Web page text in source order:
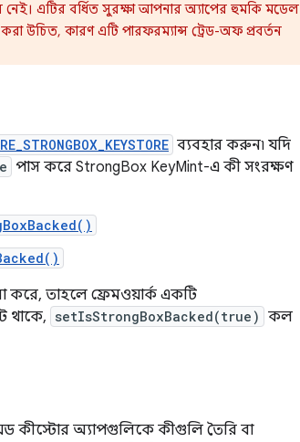
নেই। এটির বর্ধিত সুরক্ষা আপনার অ্যাপের হুমকি মডেল
উচিত, কারণ এটি পারফরম্যান্স ট্রেড-অফ প্রবর্তন
ব্যবহার করুন৷ যদি
পাস করে StrongBox KeyMint-এ কী সংরক্ষণ
করে, তাহলে ফ্রেমওয়ার্ক একটি
থাকে, setIsStrongBoxBacked(true) কল
কীস্টোর অ্যাপগুলিকে কীগুলি তৈরি বা